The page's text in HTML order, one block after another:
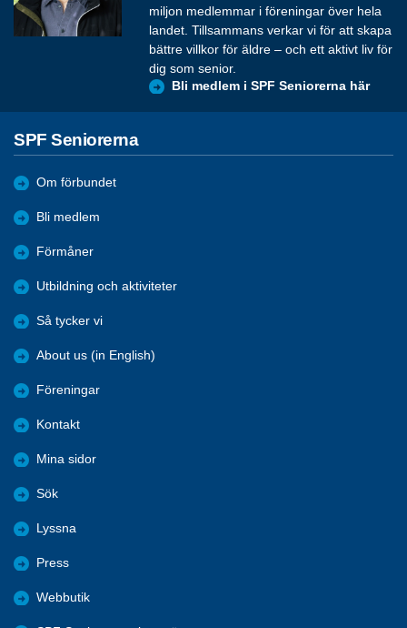
miljon medlemmar i föreningar över hela
landet. Tillsammans verkar vi för att skapa
bättre villkor för äldre – och ett aktivt liv för
dig som senior.
Bli medlem i SPF Seniorerna här
SPF Seniorerna
Om förbundet
Bli medlem
Förmåner
Utbildning och aktiviteter
Så tycker vi
About us (in English)
Föreningar
Kontakt
Mina sidor
Sök
Lyssna
Press
Webbutik